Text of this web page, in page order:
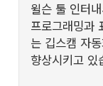
윌슨 툴 인터
프로그래밍과
는 깁스캠 자
향상시키고 있